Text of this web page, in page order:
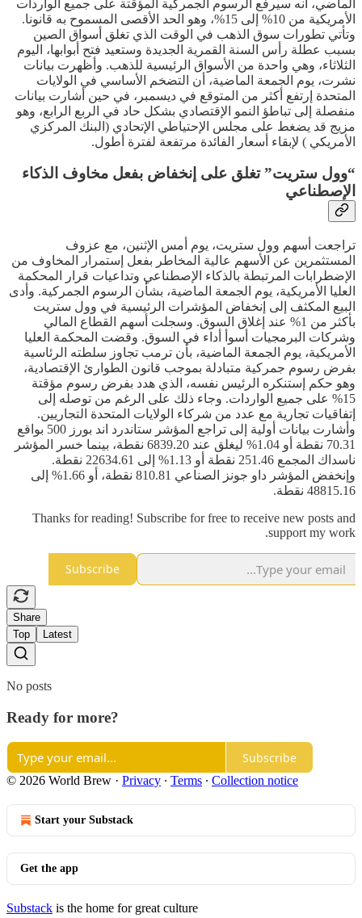
الماضي، أنه سيرفع الرسوم الجمركية المؤقتة على جميع الواردات
الأمريكية من 10% إلى 15%، وهو الحد الأقصى المسموح به قانونا.
وتأتي تطورات سوق الذهب في الوقت الذي تغلق أسواق الصين
بسبب عطلة رأس السنة القمرية الجديدة وستعيد فتح أبوابها، اليوم
الثلاثاء، وهي واحدة من الأسواق الرئيسية للذهب. وأظهرت بيانات
نشرت، يوم الجمعة الماضية، أن التضخم الأساسي في الولايات
المتحدة إرتفع أكثر من المتوقع في ديسمبر، في حين أشارت بيانات
منفصلة إلى تباطؤ النمو الإقتصادي بشكل حاد في الربع الرابع، وهو
مزيج قد يضغط على مجلس الإحتياطي الإتحادي (البنك المركزي
الأمريكي ) لإبقاء أسعار الفائدة مرتفعة لفترة أطول.
“وول ستريت” تغلق على إنخفاض بفعل مخاوف الذكاء
الإصطناعي
تراجعت أسهم وول ستريت، يوم أمس الإثنين، مع عزوف
المستثمرين عن الأسهم عالية المخاطر بفعل إستمرار المخاوف من
الإضطرابات المرتبطة بالذكاء الإصطناعي وتداعيات قرار المحكمة
العليا الأمريكية، يوم الجمعة الماضية، بشأن الرسوم الجمركية. وأدى
البيع المكثف إلى إنخفاض المؤشرات الرئيسية في وول ستريت
بأكثر من 1% عند إغلاق السوق. وسجلت أسهم القطاع المالي
وشركات البرمجيات أسوأ أداء في السوق. وقضت المحكمة العليا
الأمريكية، يوم الجمعة الماضية، بأن ترمب تجاوز سلطته الرئاسية
بفرض رسوم جمركية متبادلة بموجب قانون الطوارئ الإقتصادية،
وهو حكم إستنكره الرئيس نفسه، الذي هدد بفرض رسوم مؤقتة
15% على جميع الواردات. وجاء ذلك على الرغم من توصله إلى
إتفاقيات تجارية مع عدد من شركاء الولايات المتحدة التجاريين.
وأشارت بيانات أولية إلى تراجع المؤشر ستاندرد اند بورز 500 بواقع
70.31 نقطة أو 1.04% ليغلق عند 6839.20 نقطة، بينما خسر المؤشر
ناسداك المجمع 251.46 نقطة أو 1.13% إلى 22634.61 نقطة.
وإنخفض المؤشر داو جونز الصناعي 810.81 نقطة، أو 1.66% إلى
48815.16 نقطة.
Thanks for reading! Subscribe for free to receive new posts and
support my work.
Subscribe
Share
Top
Latest
No posts
Ready for more?
Subscribe
© 2026 World Brew · Privacy ∙ Terms ∙ Collection notice
Start your Substack
Get the app
Substack is the home for great culture